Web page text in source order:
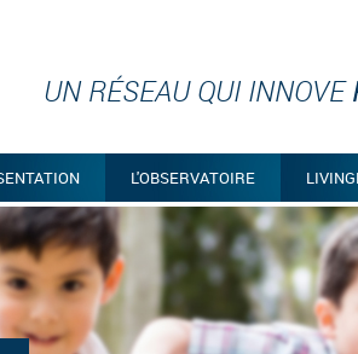
UN RÉSEAU QUI INNOVE
L'OBSERVATOIRE